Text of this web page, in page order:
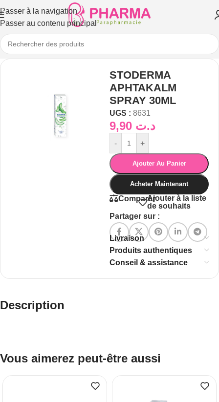
Passer à la navigation
Passer au contenu principal
STODERMA
APHTAKALM
SPRAY 30ML
UGS : 8631
د.ت
- +
Ajouter Au Panier
Acheter Maintenant
ComparerAjouter à la liste
de souhaits
Partager sur :
Livraison
Produits authentiques
Conseil & assistance
Description
Vous aimerez peut-être aussi